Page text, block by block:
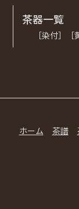
茶器一覧
［染付］
ホーム 茶譜